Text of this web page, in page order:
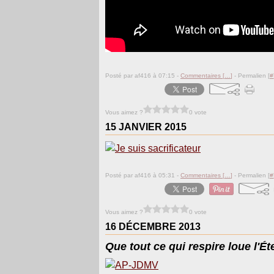
Posté par af416 à 07:15 - Commentaires [ ] - Permalien [#]
Vous aimez ? 0 vote
15 JANVIER 2015
Posté par af416 à 05:31 - Commentaires [ ] - Permalien [#]
Vous aimez ? 0 vote
16 DÉCEMBRE 2013
Que tout ce qui respire loue